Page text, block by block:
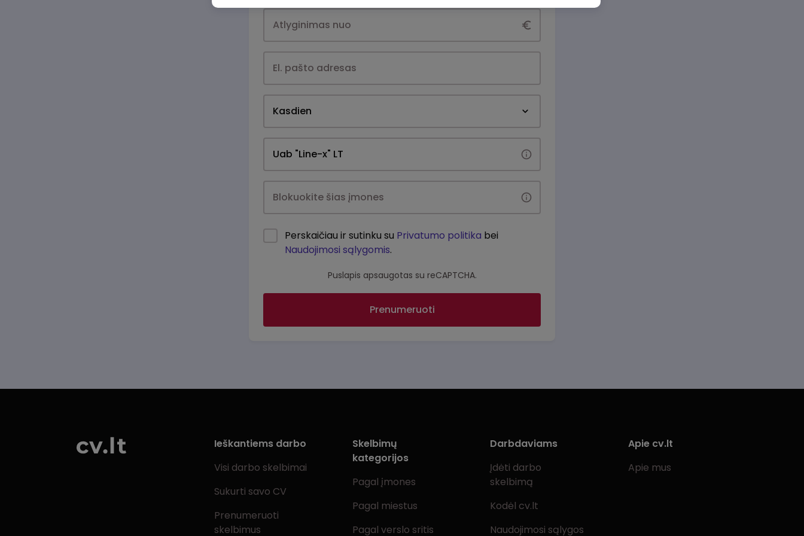
Kasdien
Perskaičiau ir sutinku su Privatumo politika bei
Naudojimosi sąlygomis.
Puslapis apsaugotas su reCAPTCHA.
Prenumeruoti
Ieškantiems darbo
Visi darbo skelbimai
Sukurti savo CV
Prenumeruoti
skelbimus
Skelbimų
kategorijos
Pagal įmones
Pagal miestus
Pagal verslo sritis
Darbdaviams
Įdėti darbo
skelbimą
Kodėl cv.lt
Naudojimosi sąlygos
Apie cv.lt
Apie mus